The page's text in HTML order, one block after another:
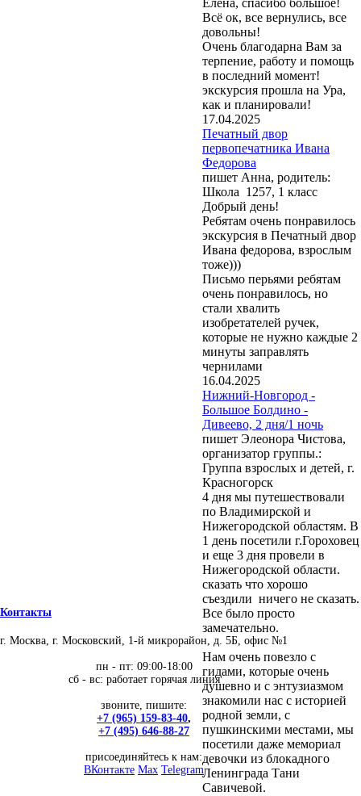
Всё ок, все вернулись, все
довольны!
Очень благодарна Вам за
терпение, работу и помощь
в последний момент!
экскурсия прошла на Ура,
как и планировали!
17.04.2025
Печатный двор
первопечатника Ивана
Федорова
пишет Анна, родитель:
Школа 1257, 1 класс
Добрый день!
Ребятам очень понравилось
экскурсия в Печатный двор
Ивана федорова, взрослым
тоже)))
Письмо перьями ребятам
очень понравилось, но
стали хвалить
изобретателей ручек,
которые не нужно каждые 2
минуты заправлять
чернилами
16.04.2025
Нижний-Новгород -
Большое Болдино -
Дивеево, 2 дня/1 ночь
пишет Элеонора Чистова,
организатор группы.:
Группа взрослых и детей, г.
Красногорск
4 дня мы путешествовали
по Владимирской и
Нижегородской областям. В
1 день посетили г.Гороховец
и еще 3 дня провели в
Нижегородской области.
сказать что хорошо
съездили ничего не сказать.
Все было просто
замечательно.
Нам очень повезло с
гидами, которые очень
душевно и с энтузиазмом
знакомили нас с историей
родной земли, с
пушкинскими местами, мы
посетили даже мемориал
девочки из блокадного
Ленинграда Тани
Савичевой.
Контакты
г. Москва, г. Московский, 1-й микрорайон, д. 5Б, офис №1
пн - пт: 09:00-18:00
сб - вс: работает горячая линия
звоните, пишите:
+7 (965) 159-83-40,
+7 (495) 646-88-27
присоединяйтесь к нам:
ВКонтакте Max Telegram